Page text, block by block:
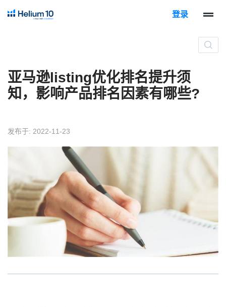
登录
亚马逊listing优化排名提升须
知，影响产品排名因素有哪些?
发布于: 2022-11-23